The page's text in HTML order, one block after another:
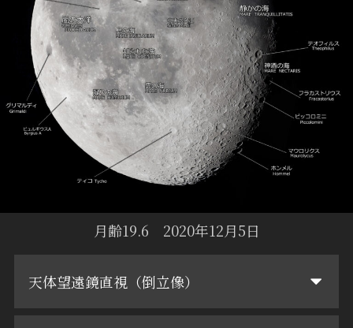
月齢19.6 2020年12月5日
天体望遠鏡直視（倒立像）